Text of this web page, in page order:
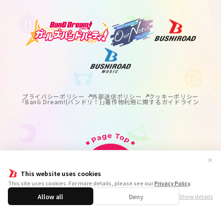
This website uses cookies
This site uses cookies. For more details, please see ourPrivacy Policy.
Allow all Deny Show details
✕
プライバシーポリシー 外部送信ポリシー クッキーポリシー
｢BanG Dream!(バンドリ！)｣著作物利用に関するガイドライン
掲載の記事・写真・イラスト等のすべてのコンテンツの
無断複写・転載を禁じます。
© BanG Dream! Project